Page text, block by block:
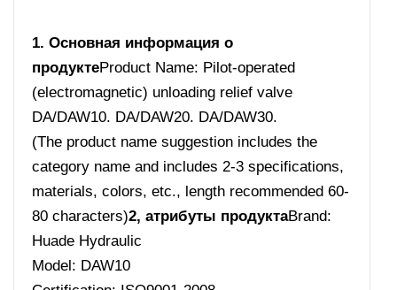
1. Основная информация о
продуктеProduct Name: Pilot-operated
(electromagnetic) unloading relief valve
DA/DAW10. DA/DAW20. DA/DAW30.
(The product name suggestion includes the
category name and includes 2-3 specifications,
materials, colors, etc., length recommended 60-
80 characters)2, атрибуты продуктаBrand:
Huade Hydraulic
Model: DAW10